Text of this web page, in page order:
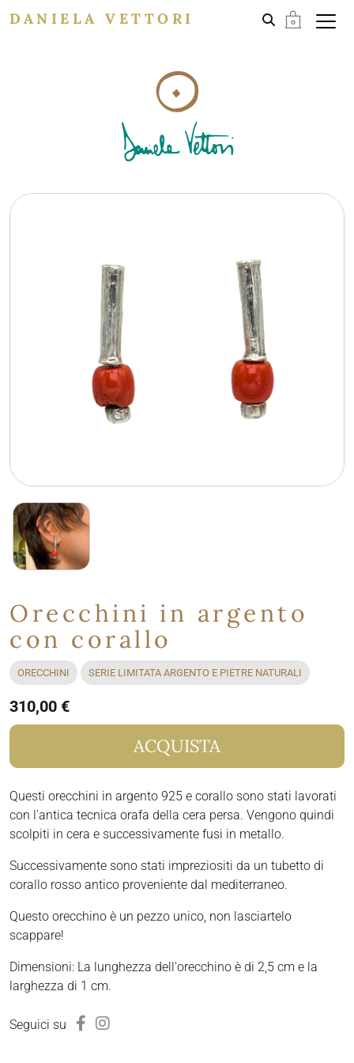
DANIELA VETTORI
Orecchini in argento
con corallo
ORECCHINI SERIE LIMITATA ARGENTO E PIETRE NATURALI
310,00 €
ACQUISTA
Questi orecchini in argento 925 e corallo sono stati lavorati
con l'antica tecnica orafa della cera persa. Vengono quindi
scolpiti in cera e successivamente fusi in metallo.
Successivamente sono stati impreziositi da un tubetto di
corallo rosso antico proveniente dal mediterraneo.
Questo orecchino è un pezzo unico, non lasciartelo
scappare!
Dimensioni: La lunghezza dell'orecchino è di 2,5 cm e la
larghezza di 1 cm.
Seguici su